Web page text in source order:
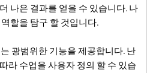
나은 결과를 얻을 수 있습니다. 나
할을 탐구 할 것입니다.
광범위한 기능을 제공합니다. 난
라 수업을 사용자 정의 할 수 있습